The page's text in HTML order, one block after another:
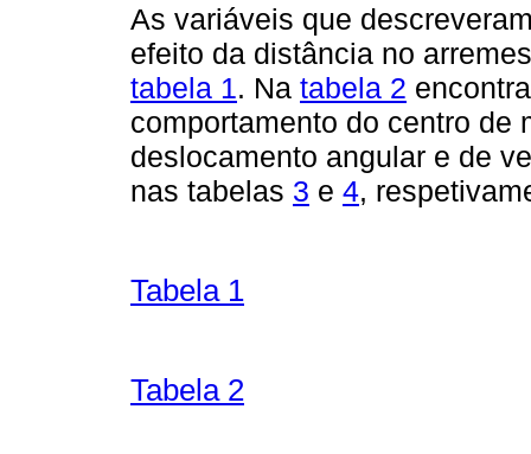
As variáveis que
efeito da distância no
tabela 1 . Na tabela 2
comportamento do centro de
deslocamento angular e de
nas tabelas 3 e 4,
Tabela 1
Tabela 2